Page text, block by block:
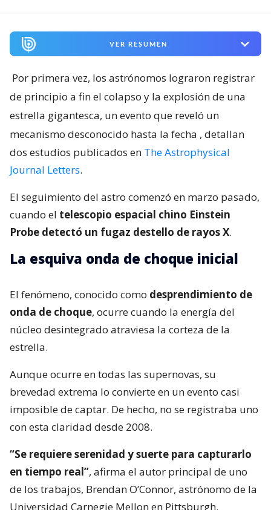
VER RESUMEN
Por primera vez, los astrónomos lograron registrar
de principio a fin el colapso y la explosión de una
estrella gigantesca, un evento que reveló un
mecanismo desconocido hasta la fecha , detallan
dos estudios publicados en The Astrophysical
Journal Letters.
El seguimiento del astro comenzó en marzo pasado,
cuando el telescopio espacial chino Einstein
Probe detectó un fugaz destello de rayos X.
La esquiva onda de choque inicial
El fenómeno, conocido como desprendimiento de
onda de choque, ocurre cuando la energía del
núcleo desintegrado atraviesa la corteza de la
estrella.
Aunque ocurre en todas las supernovas, su
brevedad extrema lo convierte en un evento casi
imposible de captar. De hecho, no se registraba uno
con esta claridad desde 2008.
“Se requiere serenidad y suerte para capturarlo
en tiempo real”, afirma el autor principal de uno
de los trabajos, Brendan O’Connor, astrónomo de la
Universidad Carnegie Mellon en Pittsburgh.